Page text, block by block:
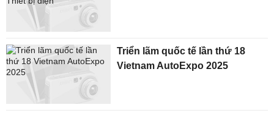
Triển lãm quốc tế lần thứ 18
Vietnam AutoExpo 2025